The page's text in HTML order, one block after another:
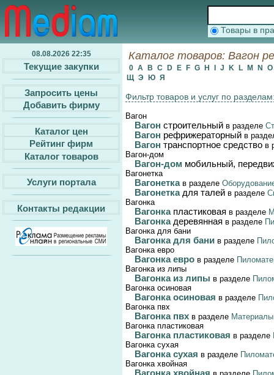
Товары в
08.08.2026 22:35
Текущие закупки
Запросить цены
Добавить фирму
Каталог цен
Рейтинг фирм
Каталог товаров
Услуги портала
Контакты редакции
Каталог товаров: Вагон
0 A B C D E F G H J K L M N
O
Щ Э Ю Я
Фильтр товаров и услуг по
Вагон
Вагон строительный в разделе
Вагон рефрижераторный в
Вагон транспортное средство в
Вагон-дом
Вагон-дом мобильный,
Вагонетка
Вагонетка в разделе
Вагонетка для талей в разделе
Вагонка
Вагонка пластиковая в разделе
Вагонка деревянная в разделе
Вагонка для бани
Вагонка для бани в разделе
Вагонка евро
Вагонка евро в разделе
Вагонка из липы
Вагонка из липы в разделе
Вагонка осиновая
Вагонка осиновая в разделе
Вагонка пвх
Вагонка пвх в разделе
Вагонка пластиковая
Вагонка пластиковая в разделе
Вагонка сухая
Вагонка сухая в разделе
Вагонка хвойная